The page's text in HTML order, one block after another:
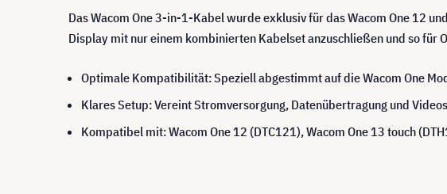
Das Wacom One 3-in-1-Kabel wurde exklusiv für das Wacom One 12
Display mit nur einem kombinierten Kabelset anzuschließen und so für
Optimale Kompatibilität: Speziell abgestimmt auf die Wacom One
Klares Setup: Vereint Stromversorgung, Datenübertragung und
Kompatibel mit: Wacom One 12 (DTC121), Wacom One 13 touch